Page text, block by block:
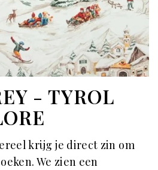
- TYROL
krijg je direct zin om
We zien een